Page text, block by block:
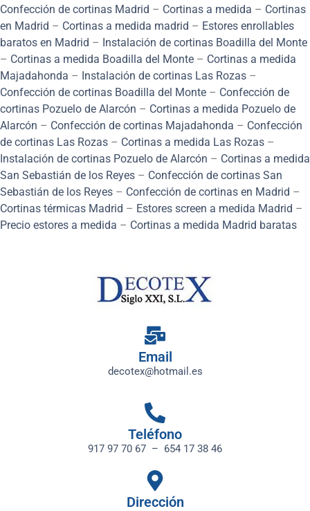
Confección de cortinas Madrid – Cortinas a medida – Cortinas
en Madrid – Cortinas a medida madrid – Estores enrollables
baratos en Madrid – Instalación de cortinas Boadilla del Monte
– Cortinas a medida Boadilla del Monte – Cortinas a medida
Majadahonda – Instalación de cortinas Las Rozas –
Confección de cortinas Boadilla del Monte – Confección de
cortinas Pozuelo de Alarcón – Cortinas a medida Pozuelo de
Alarcón – Confección de cortinas Majadahonda – Confección
de cortinas Las Rozas – Cortinas a medida Las Rozas –
Instalación de cortinas Pozuelo de Alarcón – Cortinas a medida
San Sebastián de los Reyes – Confección de cortinas San
Sebastián de los Reyes – Confección de cortinas en Madrid –
Cortinas térmicas Madrid – Estores screen a medida Madrid –
Precio estores a medida – Cortinas a medida Madrid baratas
Email
decotex@hotmail.es
Teléfono
917 97 70 67 – 654 17 38 46
Dirección